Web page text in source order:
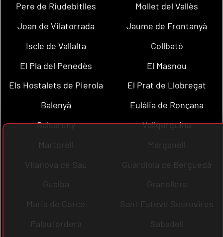
Pere de Riudebitlles
Mollet del Vallès
Joan de Vilatorrada
Jaume de Frontanyà
Iscle de Vallalta
Collbató
El Pla del Penedès
El Masnou
Els Hostalets de Pierola
El Prat de Llobregat
Balenyà
Eulàlia de Ronçana
Balsareny
Vallgorguina
Martorell
Marganell
Vilanova de Sau
Guardiola de Berguedà
Gualba
Granollers
Maria de Corcó
Sant Esteve Sesrovires
Palautordera
Sabadell